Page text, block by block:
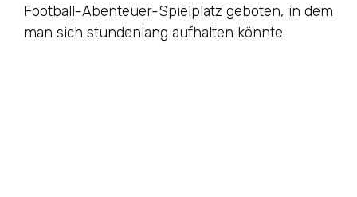
Football-Abenteuer-Spielplatz geboten, in dem
man sich stundenlang aufhalten könnte.